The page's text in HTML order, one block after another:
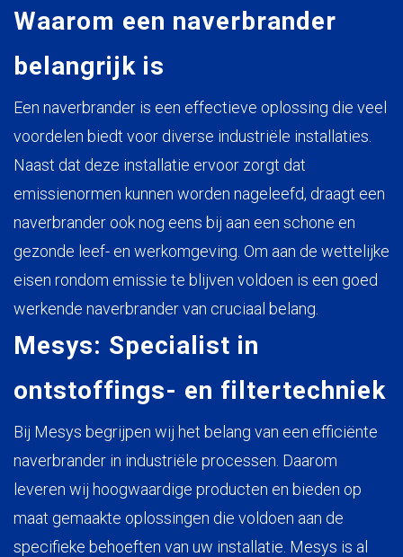
Waarom een naverbrander
belangrijk is
Een naverbrander is een effectieve oplossing die veel
voordelen biedt voor diverse industriële installaties.
Naast dat deze installatie ervoor zorgt dat
emissienormen kunnen worden nageleefd, draagt een
naverbrander ook nog eens bij aan een schone en
gezonde leef- en werkomgeving. Om aan de wettelijke
eisen rondom emissie te blijven voldoen is een goed
werkende naverbrander van cruciaal belang.
Mesys: Specialist in
ontstoffings- en filtertechniek
Bij Mesys begrijpen wij het belang van een efficiënte
naverbrander in industriële processen. Daarom
leveren wij hoogwaardige producten en bieden op
maat gemaakte oplossingen die voldoen aan de
specifieke behoeften van uw installatie. Mesys is al